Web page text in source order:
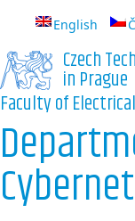
English
Czech
in Prague
Faculty of